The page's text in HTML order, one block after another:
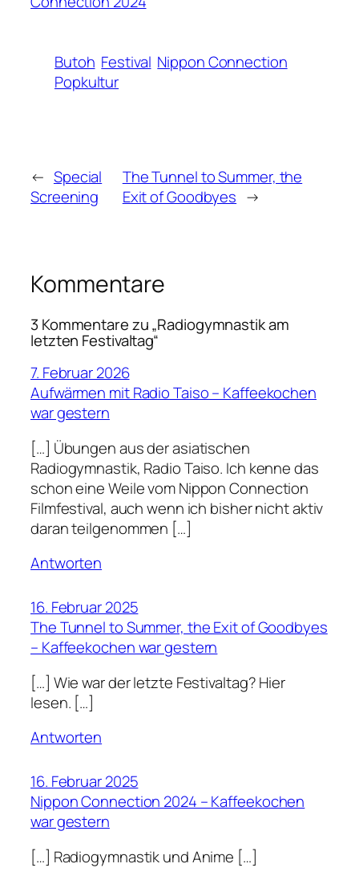
Butoh Festival Nippon Connection
Popkultur
← Special
Screening
The Tunnel to Summer, the
Exit of Goodbyes →
Kommentare
3 Kommentare zu „Radiogymnastik am
letzten Festivaltag“
7. Februar 2026
Aufwärmen mit Radio Taiso – Kaffeekochen
war gestern
[…] Übungen aus der asiatischen
Radiogymnastik, Radio Taiso. Ich kenne das
schon eine Weile vom Nippon Connection
Filmfestival, auch wenn ich bisher nicht aktiv
daran teilgenommen […]
Antworten
16. Februar 2025
The Tunnel to Summer, the Exit of Goodbyes
– Kaffeekochen war gestern
[…] Wie war der letzte Festivaltag? Hier
lesen. […]
Antworten
16. Februar 2025
Nippon Connection 2024 – Kaffeekochen
war gestern
[…] Radiogymnastik und Anime […]